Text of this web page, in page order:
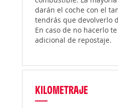
darán el coche con el
tendrás que devolverlo
En caso de no hacerlo
adicional de repostaje.
KILOMETRAJE